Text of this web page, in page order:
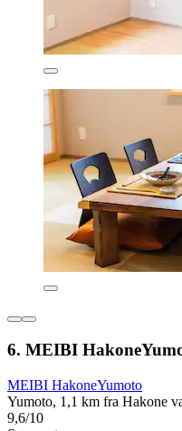
6. MEIBI
MEIBI HakoneYumoto
Yumoto, 1,1 km fra Hakone
9,6/10